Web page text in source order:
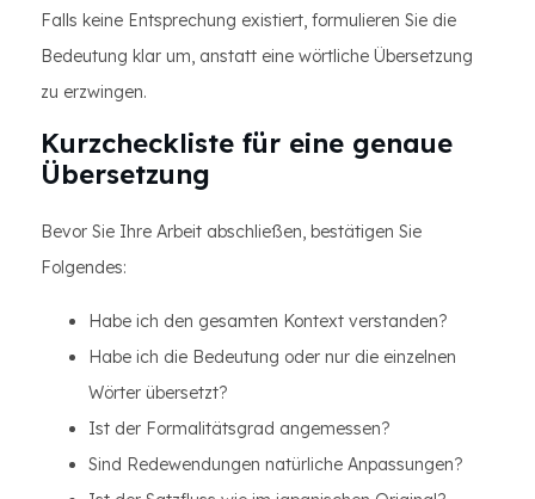
Falls keine Entsprechung existiert, formulieren Sie die
Bedeutung klar um, anstatt eine wörtliche Übersetzung
zu erzwingen.
Kurzcheckliste für eine genaue
Übersetzung
Bevor Sie Ihre Arbeit abschließen, bestätigen Sie
Folgendes:
Habe ich den gesamten Kontext verstanden?
Habe ich die Bedeutung oder nur die einzelnen
Wörter übersetzt?
Ist der Formalitätsgrad angemessen?
Sind Redewendungen natürliche Anpassungen?